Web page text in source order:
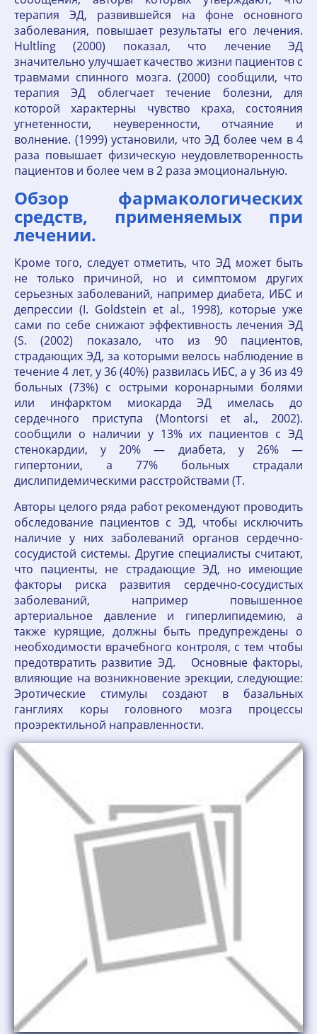
терапия ЭД, развившейся на фоне основного
заболевания, повышает результаты его лечения.
Hultling (2000) показал, что лечение ЭД
значительно улучшает качество жизни пациентов с
травмами спинного мозга. (2000) сообщили, что
терапия ЭД облегчает течение болезни, для
которой характерны чувство краха, состояния
угнетенности, неуверенности, отчаяние и
волнение. (1999) установили, что ЭД более чем в 4
раза повышает физическую неудовлетворенность
пациентов и более чем в 2 раза эмоциональную.
Обзор фармакологических
средств, применяемых при
лечении.
Кроме того, следует отметить, что ЭД может быть
не только причиной, но и симптомом других
серьезных заболеваний, например диабета, ИБС и
депрессии (I. Goldstein et al., 1998), которые уже
сами по себе снижают эффективность лечения ЭД
(S. (2002) показало, что из 90 пациентов,
страдающих ЭД, за которыми велось наблюдение в
течение 4 лет, у 36 (40%) развилась ИБС, а у 36 из 49
больных (73%) с острыми коронарными болями
или инфарктом миокарда ЭД имелась до
сердечного приступа (Montorsi et al., 2002).
сообщили о наличии у 13% их пациентов с ЭД
стенокардии, у 20% — диабета, у 26% —
гипертонии, а 77% больных страдали
дислипидемическими расстройствами (T.
Авторы целого ряда работ рекомендуют проводить
обследование пациентов с ЭД, чтобы исключить
наличие у них заболеваний органов сердечно-
сосудистой системы. Другие специалисты считают,
что пациенты, не страдающие ЭД, но имеющие
факторы риска развития сердечно-сосудистых
заболеваний, например повышенное
артериальное давление и гиперлипидемию, а
также курящие, должны быть предупреждены о
необходимости врачебного контроля, с тем чтобы
предотвратить развитие ЭД. Основные факторы,
влияющие на возникновение эрекции, следующие:
Эротические стимулы создают в базальных
ганглиях коры головного мозга процессы
проэректильной направленности.